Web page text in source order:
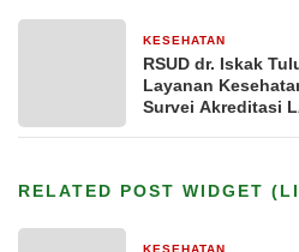
KESEHATAN
RSUD dr. Iskak
Layanan
Survei Akreditasi
RELATED POST WIDGET
KESEHATAN